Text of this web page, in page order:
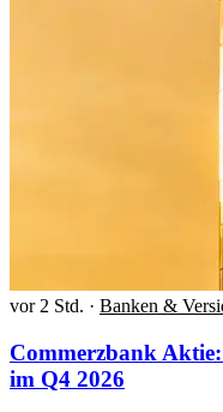
vor 2 Std. · Banken &
Commerzbank
im Q4 2026